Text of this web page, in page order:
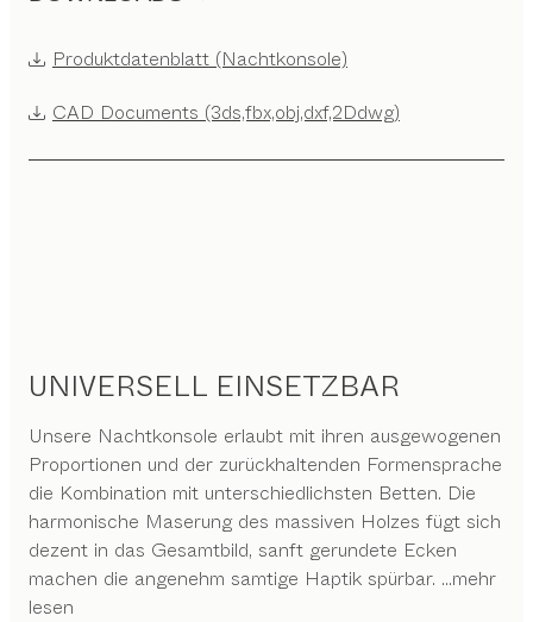
Produktdatenblatt (Nachtkonsole)
CAD Documents (3ds,fbx,obj,dxf,2Ddwg)
UNIVERSELL EINSETZBAR
Unsere Nachtkonsole erlaubt mit ihren ausgewogenen
Proportionen und der zurückhaltenden Formensprache
die Kombination mit unterschiedlichsten Betten. Die
harmonische Maserung des massiven Holzes fügt sich
dezent in das Gesamtbild, sanft gerundete Ecken
machen die angenehm samtige Haptik spürbar. ...mehr
lesen